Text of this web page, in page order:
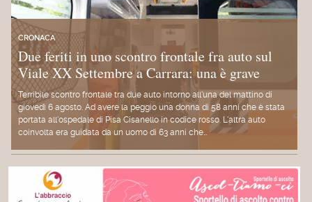
CRONACA
Due feriti in uno scontro frontale fra auto sul
Viale XX Settembre a Carrara: una è grave
Terribile scontro frontale tra due auto intorno all'una del mattino di
giovedì 6 agosto. Ad avere la peggio una donna di 58 anni che è stata
portata all'ospedale di Pisa Cisanello in codice rosso. L'altra auto
coinvolta era guidata da un uomo di 63 anni che…